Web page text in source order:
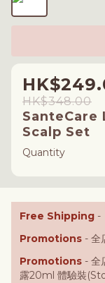
HK$348.00
SanteCare
Scalp Set
Quantity
Free Shipping -
Promotions - 全
Promotions - 全
露20ml 體驗裝